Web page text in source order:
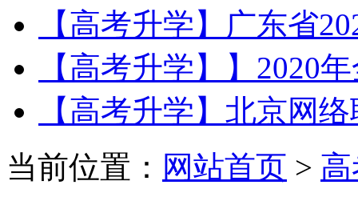
【高考升学】广东省
【高考升学】】2020
【高考升学】北京网
当前位置： 网站首页 >